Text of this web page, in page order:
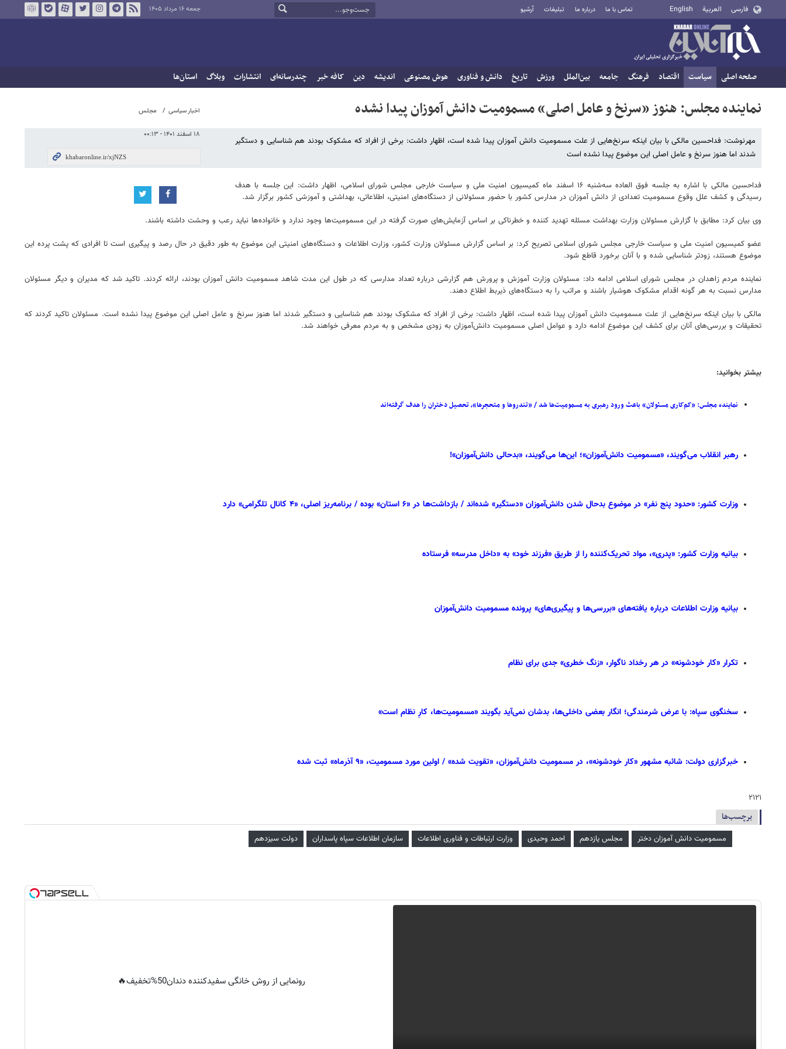
فارسی العربية English تماس با ما درباره ما تبلیغات آرشیو جمعه ۱۶ مرداد ۱۴۰۵
صفحه اصلی سیاست اقتصاد فرهنگ جامعه بین‌الملل ورزش تاریخ دانش و فناوری هوش مصنوعی اندیشه دین کافه خبر چندرسانه‌ای انتشارات وبلاگ استان‌ها
اخبار سیاسی مجلس
۱۸ اسفند ۱۴۰۱ - ۰۰:۱۳
نماینده مجلس: هنوز «سرنخ و عامل اصلی» مسمومیت دانش آموزان پیدا نشده
مهرنوشت: فداحسین مالکی با بیان اینکه سرنخ‌هایی از علت مسمومیت دانش آموزان پیدا شده است، اظهار داشت: برخی از افراد که مشکوک بودند هم شناسایی و دستگیر
شدند اما هنوز سرنخ و عامل اصلی این موضوع پیدا نشده است
فداحسین مالکی با اشاره به جلسه فوق العاده سه‌شنبه ۱۶ اسفند ماه کمیسیون امنیت ملی و سیاست خارجی مجلس شورای اسلامی، اظهار داشت: این جلسه با هدف
رسیدگی و کشف علل وقوع مسمومیت تعدادی از دانش آموزان در مدارس کشور با حضور مسئولانی از دستگاه‌های امنیتی، اطلاعاتی، بهداشتی و آموزشی کشور برگزار شد.
وی بیان کرد: مطابق با گزارش مسئولان وزارت بهداشت مسئله تهدید کننده و خطرناکی بر اساس آزمایش‌های صورت گرفته در این مسمومیت‌ها وجود ندارد و خانواده‌ها نباید رعب و وحشت داشته باشند.
عضو کمیسیون امنیت ملی و سیاست خارجی مجلس شورای اسلامی تصریح کرد: بر اساس گزارش مسئولان وزارت کشور، وزارت اطلاعات و دستگاه‌های امنیتی این موضوع به طور دقیق در حال رصد و پیگیری است تا افرادی که پشت پرده این
موضوع هستند، زودتر شناسایی شده و با آنان برخورد قاطع شود.
نماینده مردم زاهدان در مجلس شورای اسلامی ادامه داد: مسئولان وزارت آموزش و پرورش هم گزارشی درباره تعداد مدارسی که در طول این مدت شاهد مسمومیت دانش آموزان بودند، ارائه کردند. تاکید شد که مدیران و دیگر مسئولان
مدارس نسبت به هر گونه اقدام مشکوک هوشیار باشند و مراتب را به دستگاه‌های ذیربط اطلاع دهند.
مالکی با بیان اینکه سرنخ‌هایی از علت مسمومیت دانش آموزان پیدا شده است، اظهار داشت: برخی از افراد که مشکوک بودند هم شناسایی و دستگیر شدند اما هنوز سرنخ و عامل اصلی این موضوع پیدا نشده است. مسئولان تاکید کردند که
تحقیقات و بررسی‌های آنان برای کشف این موضوع ادامه دارد و عوامل اصلی مسمومیت دانش‌آموزان به زودی مشخص و به مردم معرفی خواهند شد.
بیشتر بخوانید:
نماینده مجلس: «کم‌کاری مسئولان» باعث ورود رهبری به مسمومیت‌ها شد / «تندروها و متحجرها»، تحصیل دختران را هدف گرفته‌اند
رهبر انقلاب می‌گویند، «مسمومیت دانش‌آموزان»؛ این‌ها می‌گویند، «بدحالی دانش‌آموزان»!
وزارت کشور: «حدود پنج نفر» در موضوع بدحال شدن دانش‌آموزان «دستگیر» شده‌اند / بازداشت‌ها در «۶ استان» بوده / برنامه‌ریز اصلی، «۴ کانال تلگرامی» دارد
بیانیه وزارت کشور: «پدری»، مواد تحریک‌کننده را از طریق «فرزند خود» به «داخل مدرسه» فرستاده
بیانیه وزارت اطلاعات درباره یافته‌های «بررسی‌ها و پیگیری‌های» پرونده مسمومیت دانش‌آموزان
تکرار «کار خودشونه» در هر رخداد ناگوار، «زنگ خطری» جدی برای نظام
سخنگوی سپاه: با عرض شرمندگی؛ انگار بعضی داخلی‌ها، بدشان نمی‌آید بگویند «مسمومیت‌ها، کارِ نظام است»
خبرگزاری دولت: شائبه مشهور «کار خودشونه»، در مسمومیت دانش‌آموزان، «تقویت شده» / اولین مورد مسمومیت، «۹ آذرماه» ثبت شده
۲۱۲۱
برچسب‌ها
مسمومیت دانش آموزان دختر مجلس یازدهم احمد وحیدی وزارت ارتباطات و فناوری اطلاعات سازمان اطلاعات سپاه پاسداران دولت سیزدهم
رونمایی از روش خانگی سفیدکننده دندان50%تخفیف🔥